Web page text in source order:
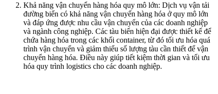
Khả năng vận chuyển hàng hóa quy mô lớn: Dịch vụ vận tải
đường biển có khả năng vận chuyển hàng hóa ở quy mô lớn
và đáp ứng được nhu cầu vận chuyển của các doanh nghiệp
và ngành công nghiệp. Các tàu biển hiện đại được thiết kế để
chứa hàng hóa trong các khối container, từ đó tối ưu hóa quá
trình vận chuyển và giảm thiểu số lượng tàu cần thiết để vận
chuyển hàng hóa. Điều này giúp tiết kiệm thời gian và tối ưu
hóa quy trình logistics cho các doanh nghiệp.